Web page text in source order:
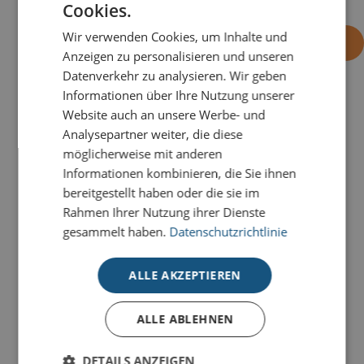
+ OHNE EINDRUCK BESTELLEN
PRODUKTDETAILS
Ein funkelndes Fest voller Magie: Versenden Sie
glanzvolle Grüße mit dieser eleganten Klappkarte
Viele Sterne , die durch ihr tiefblaues Design und ein
Meer aus leuchtenden Sternen besticht.
Unsere Deluxe-Weihnachtskarten für den guten
Zweck stehen für hochwertige
Weihnachtskommunikation mit Herz. Stilvolle
Veredelungen, modernes Design und hochwertige
Materialien machen jede Karte zu einem besonderen
Weihnachtsgruß.
Cookies.
Wir verwenden Cookies, um Inhalte und
Anzeigen zu personalisieren und unseren
Datenverkehr zu analysieren. Wir geben
Informationen über Ihre Nutzung unserer
Website auch an unsere Werbe- und
Analysepartner weiter, die diese
möglicherweise mit anderen
Informationen kombinieren, die Sie ihnen
bereitgestellt haben oder die sie im
Rahmen Ihrer Nutzung ihrer Dienste
gesammelt haben. Datenschutzrichtlinie
ALLE AKZEPTIEREN
ALLE ABLEHNEN
DETAILS ANZEIGEN